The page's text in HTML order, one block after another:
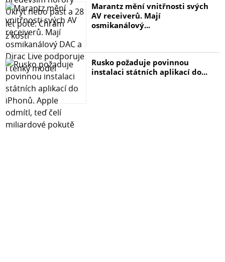
Marantz mění vnitřnosti svých
AV receiverů. Mají
osmikanálový...
Rusko požaduje povinnou
instalaci státních aplikací do...